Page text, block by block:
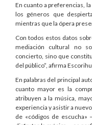
En cuanto a preferencias,
los géneros que
mientras que la ópera
Con todos estos datos
mediación cultural no
concierto, sino que
del público”, afirma
En palabras del principal
cuanto mayor es la
atribuyen a la música,
experiencia y asistir a
de «códigos de